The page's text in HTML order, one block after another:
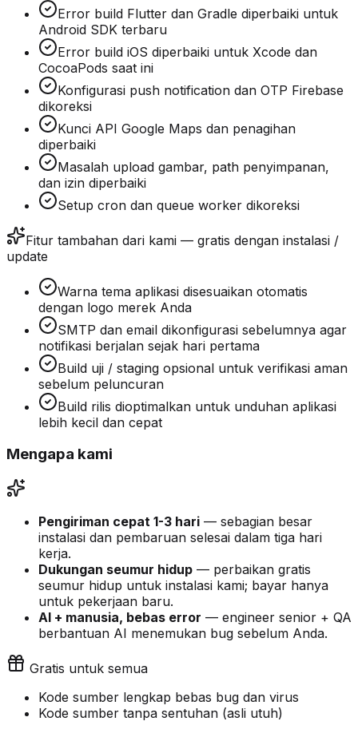
Error build Flutter dan Gradle diperbaiki untuk
Android SDK terbaru
Error build iOS diperbaiki untuk Xcode dan
CocoaPods saat ini
Konfigurasi push notification dan OTP Firebase
dikoreksi
Kunci API Google Maps dan penagihan
diperbaiki
Masalah upload gambar, path penyimpanan,
dan izin diperbaiki
Setup cron dan queue worker dikoreksi
Fitur tambahan dari kami — gratis dengan instalasi /
update
Warna tema aplikasi disesuaikan otomatis
dengan logo merek Anda
SMTP dan email dikonfigurasi sebelumnya agar
notifikasi berjalan sejak hari pertama
Build uji / staging opsional untuk verifikasi aman
sebelum peluncuran
Build rilis dioptimalkan untuk unduhan aplikasi
lebih kecil dan cepat
Mengapa kami
Pengiriman cepat 1-3 hari — sebagian besar
instalasi dan pembaruan selesai dalam tiga hari
kerja.
Dukungan seumur hidup — perbaikan gratis
seumur hidup untuk instalasi kami; bayar hanya
untuk pekerjaan baru.
AI + manusia, bebas error — engineer senior + QA
berbantuan AI menemukan bug sebelum Anda.
Gratis untuk semua
Kode sumber lengkap bebas bug dan virus
Kode sumber tanpa sentuhan (asli utuh)